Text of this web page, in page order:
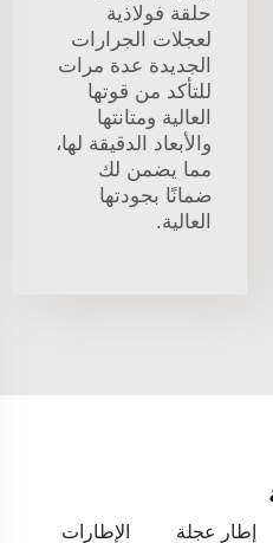
حلقة فولاذية
لعجلات الجرارات
الجديدة عدة مرات
للتأكد من قوتها
العالية ومتانتها
والأبعاد الدقيقة لها،
مما يضمن لك
ضمانًا بجودتها
العالية.
إطار عجلة
الإطارات